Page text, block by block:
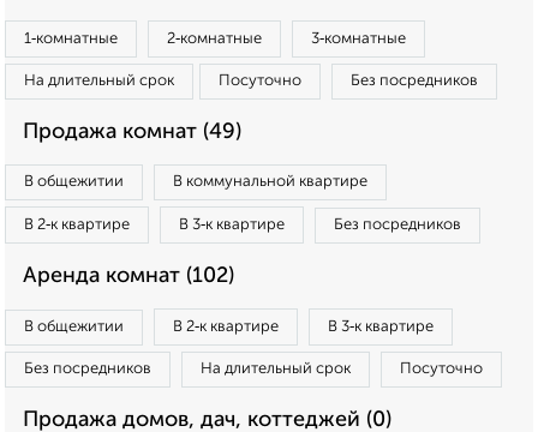
1‑комнатные 2‑комнатные 3‑комнатные
На длительный срок Посуточно Без посредников
Продажа комнат (49)
В общежитии В коммунальной квартире
В 2‑к квартире В 3‑к квартире Без посредников
Аренда комнат (102)
В общежитии В 2‑к квартире В 3‑к квартире
Без посредников На длительный срок Посуточно
Продажа домов, дач, коттеджей (0)